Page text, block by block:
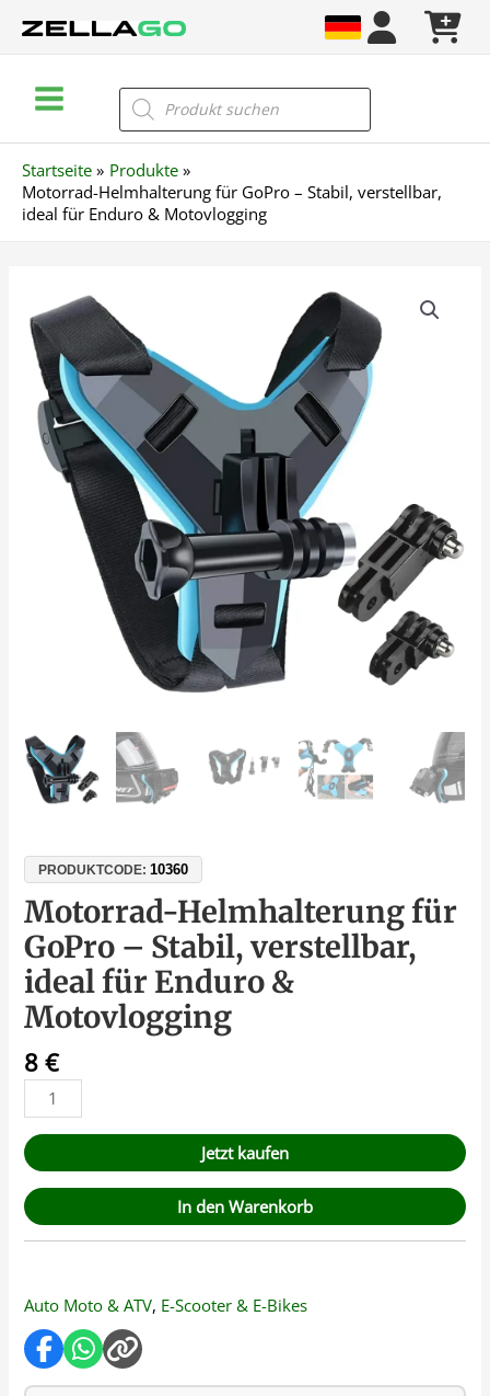
Inhalt
Menu
Products
search
Startseite
Produkte
Motorrad-Helmhalterung für GoPro – Stabil, verstellbar,
ideal für Enduro & Motovlogging
PRODUKTCODE:10360
Motorrad-Helmhalterung für
GoPro – Stabil, verstellbar,
ideal für Enduro &
Motovlogging
8€
Helmhalterung
für
GoPro
Stabil,
verstellbar,
ideal
Enduro
Motovlogging
Jetzt kaufen
In den Warenkorb
Auto Moto & ATV, E-Scooter & E-Bikes